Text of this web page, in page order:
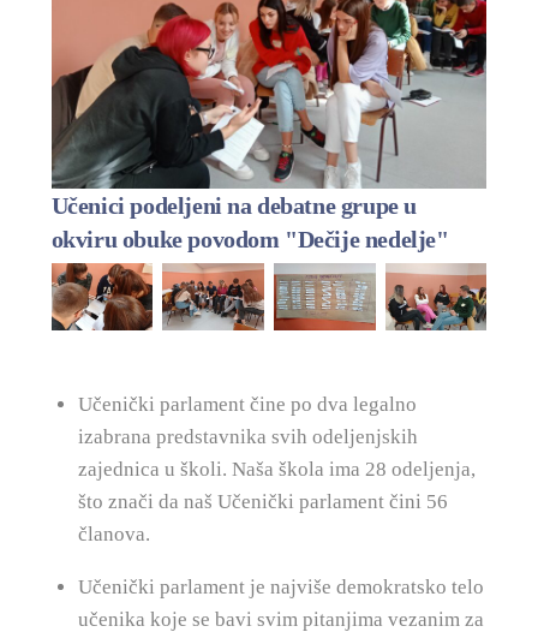
Učenici podeljeni na debatne grupe u
okviru obuke povodom "Dečije nedelje"
Učenički parlament čine po dva legalno
izabrana predstavnika svih odeljenjskih
zajednica u školi. Naša škola ima 28 odeljenja,
što znači da naš Učenički parlament čini 56
članova.
Učenički parlament je najviše demokratsko telo
učenika koje se bavi svim pitanjima vezanim za